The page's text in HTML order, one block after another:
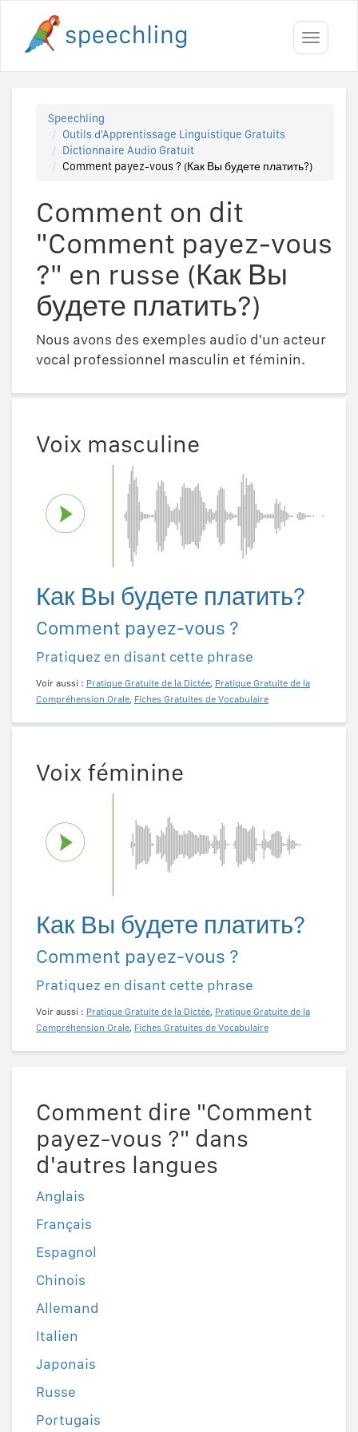
Toggle
Speechling
Outils d'Apprentissage Linguistique Gratuits
Dictionnaire Audio Gratuit
Comment payez-vous ? (Как Вы будете платить?)
Comment on dit
"Comment payez-vous
?" en russe (Как Вы
будете платить?)
Nous avons des exemples audio d'un acteur
vocal professionnel masculin et féminin.
Voix masculine
Как Вы будете платить?
Comment payez-vous ?
Pratiquez en disant cette phrase
Voir aussi : Pratique Gratuite de la Dictée, Pratique Gratuite de la
Compréhension Orale, Fiches Gratuites de Vocabulaire
Voix féminine
Как Вы будете платить?
Comment payez-vous ?
Pratiquez en disant cette phrase
Voir aussi : Pratique Gratuite de la Dictée, Pratique Gratuite de la
Compréhension Orale, Fiches Gratuites de Vocabulaire
Comment dire "Comment
payez-vous ?" dans
d'autres langues
Anglais
Français
Espagnol
Chinois
Allemand
Italien
Japonais
Russe
Portugais